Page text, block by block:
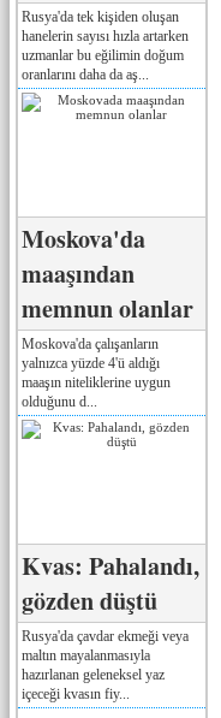
Rusya'da tek kişiden oluşan
hanelerin sayısı hızla artarken
uzmanlar bu eğilimin doğum
oranlarını daha da aş...
Moskova'da
maaşından
memnun olanlar
Moskova'da çalışanların
yalnızca yüzde 4'ü aldığı
maaşın niteliklerine uygun
olduğunu d...
Kvas: Pahalandı,
gözden düştü
Rusya'da çavdar ekmeği veya
maltın mayalanmasıyla
hazırlanan geleneksel yaz
içeceği kvasın fiy...